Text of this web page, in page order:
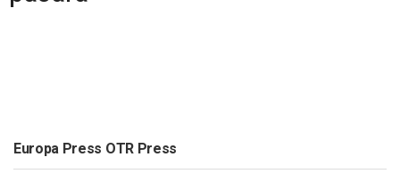
Europa Press OTR Press